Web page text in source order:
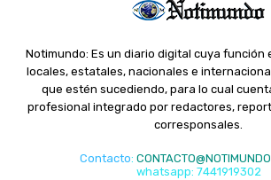
Notimundo: Es un diario digital cuya función
locales, estatales, nacionales e
que estén sucediendo, para lo cual
profesional integrado por redactores,
corresponsales.
Contacto:
whatsapp: 7441919302